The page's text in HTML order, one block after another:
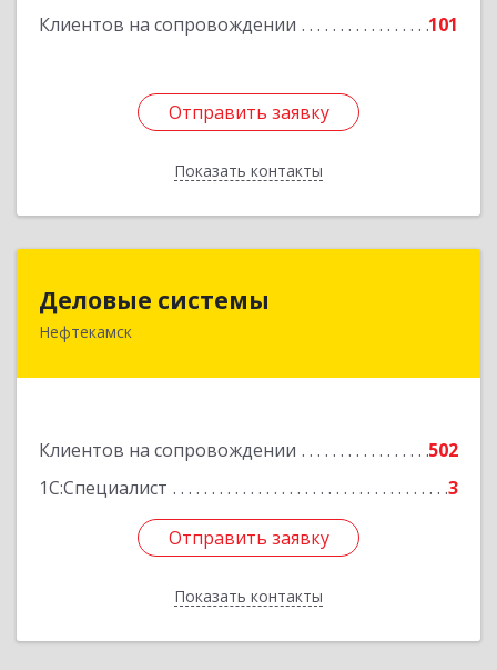
Клиентов на сопровождении 101
Отправить заявку
Показать контакты
Отправить заявку
Назад
Деловые системы
Нефтекамск
Клиентов на сопровождении
502
1С:Специалист
3
Отправить заявку
Показать контакты
452689, Башкортостан Респ, Нефтекамск г,
Отправить заявку
Назад